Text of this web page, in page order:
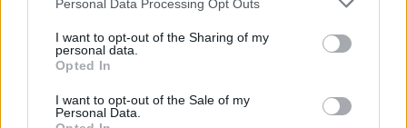
Personal Data Processing Opt Outs
I want to opt-out of the Sharing of my
personal data.
Opted In
I want to opt-out of the Sale of my
Personal Data.
Ed ecco alcuni passaggi salienti dell’intervista
sulla IA, che ovviamente intersecano in modo
importante i discorsi sul
testualmente.